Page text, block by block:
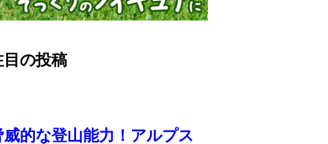
目の投稿
威的な登山能力！アルプス